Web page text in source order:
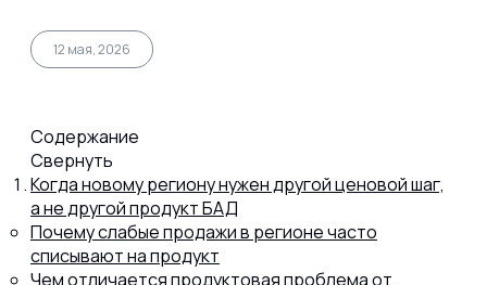
Коллагена
Спортивного питания
Каталог
12 мая, 2026
Содержание
Свернуть
Когда новому региону нужен другой ценовой шаг,
а не другой продукт БАД
Почему слабые продажи в регионе часто
списывают на продукт
Чем отличается продуктовая проблема от